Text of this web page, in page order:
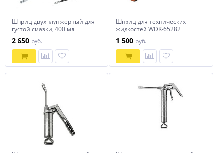
Шприц двухплунжерный для
густой смазки, 400 мл
2 650 руб.
Шприц для технических
жидкостей WDK-65282
1 500 руб.